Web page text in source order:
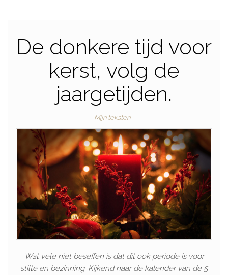
De donkere tijd voor
kerst, volg de
jaargetijden.
Mijn teksten
Wat vele niet beseffen is dat dit ook periode is voor
stilte en bezinning. Kijkend naar de kalender van de 5